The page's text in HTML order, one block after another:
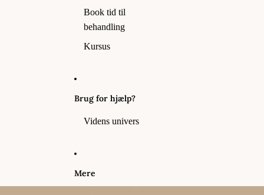
Book tid til
behandling
Kursus
Brug for hjælp?
Videns univers
Mere
Gå til produktoplysninger